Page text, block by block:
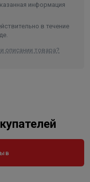
информация
в течение
описании товара?